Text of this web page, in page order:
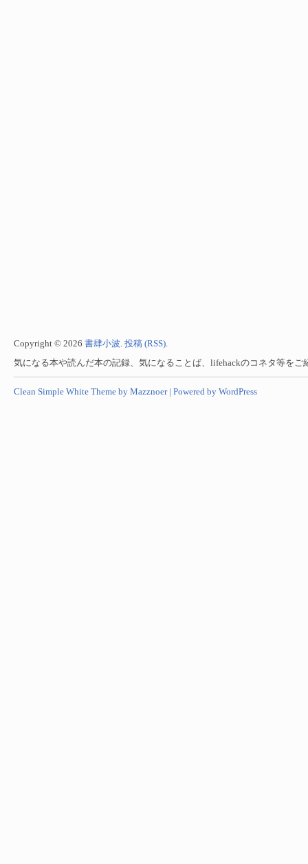
Copyright © 2026 書肆小波. 投稿 (RSS).
気になる本や読んだ本の記録、気になることば、lifehackのコネタ等をご
Clean Simple White Theme by Mazznoer | Powered by WordPress